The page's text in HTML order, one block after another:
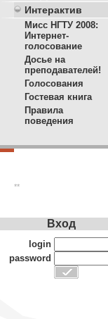
Интерактив
Мисс НГТУ 2008:
Интернет-
голосование
Досье на
преподавателей!
Голосования
Гостевая книга
Правила
поведения
**
Вход
login
password